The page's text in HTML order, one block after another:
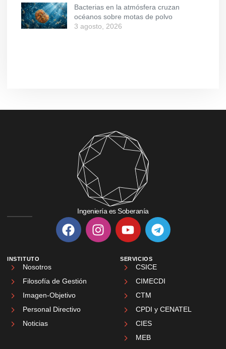
Bacterias en la atmósfera cruzan
océanos sobre motas de polvo
3 agosto, 2026
Ingeniería es Soberanía
INSTITUTO
Nosotros
Filosofía de Gestión
Imagen-Objetivo
Personal Directivo
Noticias
SERVICIOS
CSICE
CIMECDI
CTM
CPDI y CENATEL
CIES
MEB